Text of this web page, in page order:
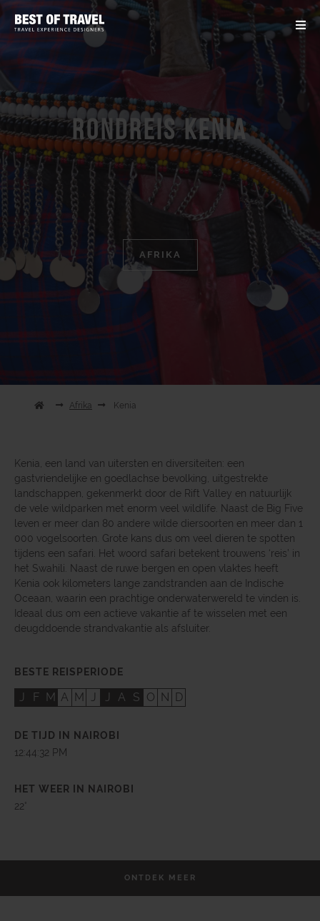
Rondreis Kenia
AFRIKA
Afrika Kenia
Kenia, een land van uitersten en diversiteiten: een
gastvriendelijke en goedlachse bevolking, uitgestrekte
landschappen, gekenmerkt door de Rift Valley en natuurlijk
de vele wildparken met enorm veel wildlife. Naast de Big Five
leven er meer dan 80 andere wilde diersoorten en meer dan 1
000 vogelsoorten. Grote kans dus om veel dieren te spotten
tijdens een safari. Het woord safari betekent trouwens ‘reis’ in
het Swahili. Naast de ruwe bergen en open vlaktes heeft
Kenia ook kilometers lange zandstranden aan de Indische
Oceaan, waarin een prachtige onderwaterwereld te vinden is.
Ideaal dus om een actieve vakantie af te wisselen met een
deugddoende strandvakantie als afsluiter.
BESTE REISPERIODE
J F M A M J J A S O N D
DE TIJD IN NAIROBI
12:44:34 PM
HET WEER IN NAIROBI
22°
ONTDEK MEER